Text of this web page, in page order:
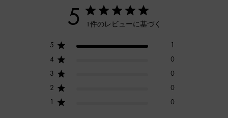
5 1件のレビューに基づく
5
1
4
0
3
0
2
0
1
0